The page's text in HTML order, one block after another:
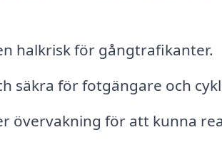
halkrisk för gångtrafikanter.
säkra för fotgängare och
övervakning för att kunna